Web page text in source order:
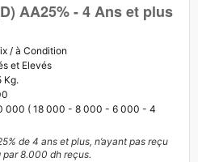
AA25% - 4 Ans et plus
/ à Condition
et Elevés
Kg.
000 ( 18 000 - 8 000 - 6 000 - 4
de 4 ans et plus, n’ayant pas reçu
8.000 dh reçus.